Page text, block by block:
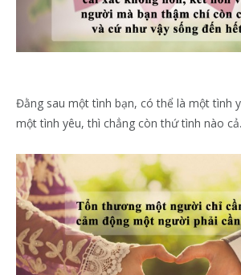
Đằng sau một tình bạn, có thể là một tình
một tình yêu, thì chẳng còn thứ tình nào